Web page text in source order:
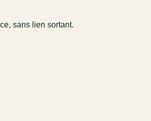
sans lien sortant.